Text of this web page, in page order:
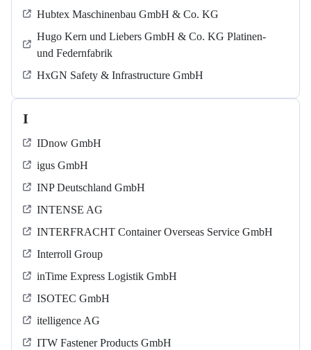
Hubtex Maschinenbau GmbH & Co. KG
Hugo Kern und Liebers GmbH & Co. KG Platinen-
und Federnfabrik
HxGN Safety & Infrastructure GmbH
I
IDnow GmbH
igus GmbH
INP Deutschland GmbH
INTENSE AG
INTERFRACHT Container Overseas Service GmbH
Interroll Group
inTime Express Logistik GmbH
ISOTEC GmbH
itelligence AG
ITW Fastener Products GmbH